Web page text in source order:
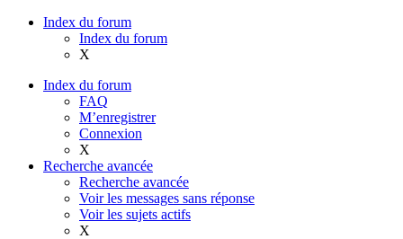
Index du forum
Index du forum
X
Index du forum
FAQ
M’enregistrer
Connexion
X
Recherche avancée
Recherche avancée
Voir les messages sans réponse
Voir les sujets actifs
X